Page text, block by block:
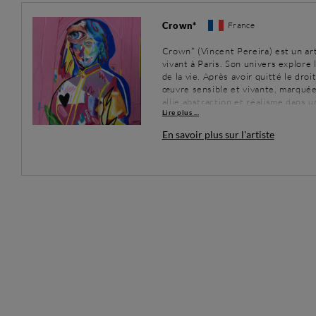
Crown* France
Crown* (Vincent Pereira) est un
vivant à Paris. Son univers
de la vie. Après avoir quitté le
œuvre sensible et vivante,
allie abstraction et réalisme dans
humaine. Ses visages colorés
Lire plus ...
En savoir plus sur l'artiste